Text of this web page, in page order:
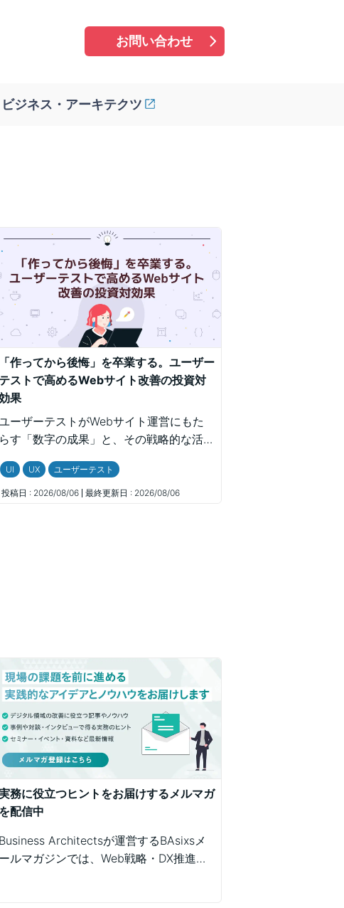
お問い合わせ
ビジネス・アーキテクツ
「作ってから後悔」を卒業する。ユーザー
テストで高めるWebサイト改善の投資対
果
ーザーテストがWebサイト運営にもた
らす「数字の成果」と、その戦略的な活用
る重要性や、プロによるシナリオ設計・分
析力が社内合意形成やCVR改善にどう寄
UI UX ユーザーテスト
投稿日 : 2026/08/06 最終更新日 : 2026/08/06
務に役立つヒントをお届けするメルマガ
を配信中
Business Architectsが運営するBAsixsメ
ールマガジンでは、Web戦略・DX推進・